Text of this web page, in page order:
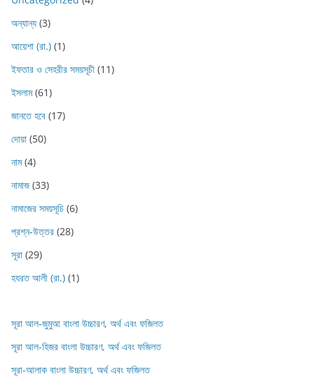
অন্যান্য (3)
আয়েশা (রা.) (1)
ইফতার ও সেহরীর সময়সূচী (11)
ইসলাম(61)
জানতে হবে (17)
দোয়া (50)
নাম(4)
নামাজ(33)
নামাজের সময়সূচি (6)
প্রশ্ন-উত্তর (28)
সূরা (29)
হযরত আলী (রা.) (1)
সূরা আল-জুমুআ বাংলা উচ্চারণ, অর্থ এবং ফজিলত
সূরা আল-হিজর বাংলা উচ্চারণ, অর্থ এবং ফজিলত
সূরা-আলাক বাংলা উচ্চারণ, অর্থ এবং ফজিলত